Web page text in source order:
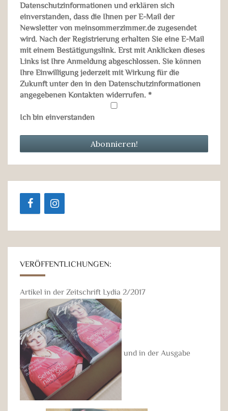
Datenschutzinformationen und erklären sich
einverstanden, dass die Ihnen per E-Mail der
Newsletter von meinsommerzimmer.de zugesendet
wird. Nach der Registrierung erhalten Sie eine E-Mail
mit einem Bestätigungslink. Erst mit Anklicken dieses
Links ist Ihre Anmeldung abgeschlossen. Sie können
Ihre Einwilligung jederzeit mit Wirkung für die
Zukunft unter den in den Datenschutzinformationen
angegebenen Kontakten widerrufen. *
Ich bin einverstanden
VERÖFFENTLICHUNGEN:
Artikel in der Zeitschrift Lydia 2/2017
und in der Ausgabe